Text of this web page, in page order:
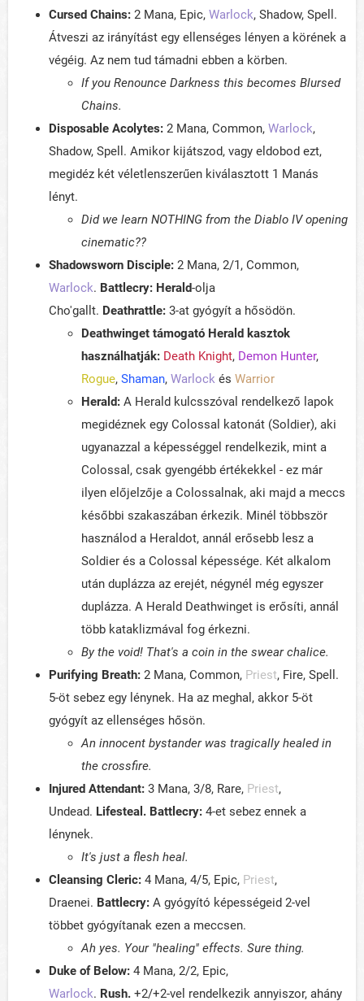
Cursed Chains: 2 Mana, Epic, Warlock, Shadow, Spell.
Átveszi az irányítást egy ellenséges lényen a körének a
végéig. Az nem tud támadni ebben a körben.
If you Renounce Darkness this becomes Blursed
Chains.
Disposable Acolytes: 2 Mana, Common, Warlock,
Shadow, Spell. Amikor kijátszod, vagy eldobod ezt,
megidéz két véletlenszerűen kiválasztott 1 Manás
lényt.
Did we learn NOTHING from the Diablo IV opening
cinematic??
Shadowsworn Disciple: 2 Mana, 2/1, Common,
Warlock. Battlecry: Herald-olja
Cho'gallt. Deathrattle: 3-at gyógyít a hősödön.
Deathwinget támogató Herald kasztok
használhatják: Death Knight, Demon Hunter,
Rogue, Shaman, Warlock és Warrior
Herald: A Herald kulcsszóval rendelkező lapok
megidéznek egy Colossal katonát (Soldier), aki
ugyanazzal a képességgel rendelkezik, mint a
Colossal, csak gyengébb értékekkel - ez már
ilyen előjelzője a Colossalnak, aki majd a meccs
későbbi szakaszában érkezik. Minél többször
használod a Heraldot, annál erősebb lesz a
Soldier és a Colossal képessége. Két alkalom
után duplázza az erejét, négynél még egyszer
duplázza. A Herald Deathwinget is erősíti, annál
több kataklizmával fog érkezni.
By the void! That's a coin in the swear chalice.
Purifying Breath: 2 Mana, Common, Priest, Fire, Spell.
5-öt sebez egy lénynek. Ha az meghal, akkor 5-öt
gyógyít az ellenséges hősön.
An innocent bystander was tragically healed in
the crossfire.
Injured Attendant: 3 Mana, 3/8, Rare, Priest,
Undead. Lifesteal. Battlecry: 4-et sebez ennek a
lénynek.
It's just a flesh heal.
Cleansing Cleric: 4 Mana, 4/5, Epic, Priest,
Draenei. Battlecry: A gyógyító képességeid 2-vel
többet gyógyítanak ezen a meccsen.
Ah yes. Your "healing" effects. Sure thing.
Duke of Below: 4 Mana, 2/2, Epic,
Warlock. Rush. +2/+2-vel rendelkezik annyiszor, ahány